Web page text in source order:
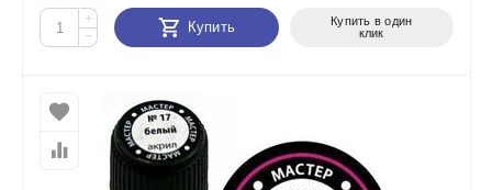
+
−
Купить
Купить в один
клик